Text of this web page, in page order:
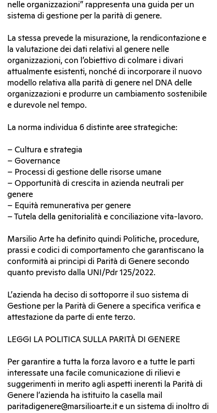
nelle organizzazioni” rappresenta una guida per un
sistema di gestione per la parità di genere.
La stessa prevede la misurazione, la rendicontazione e
la valutazione dei dati relativi al genere nelle
organizzazioni, con l’obiettivo di colmare i divari
attualmente esistenti, nonché di incorporare il nuovo
modello relativa alla parità di genere nel DNA delle
organizzazioni e produrre un cambiamento sostenibile
e durevole nel tempo.
La norma individua 6 distinte aree strategiche:
– Cultura e strategia
– Governance
– Processi di gestione delle risorse umane
– Opportunità di crescita in azienda neutrali per
genere
– Equità remunerativa per genere
– Tutela della genitorialità e conciliazione vita-lavoro.
Marsilio Arte ha definito quindi Politiche, procedure,
prassi e codici di comportamento che garantiscano la
conformità ai principi di Parità di Genere secondo
quanto previsto dalla UNI/Pdr 125/2022.
L’azienda ha deciso di sottoporre il suo sistema di
Gestione per la Parità di Genere a specifica verifica e
attestazione da parte di ente terzo.
LEGGI LA POLITICA SULLA PARITÀ DI GENERE
Per garantire a tutta la forza lavoro e a tutte le parti
interessate una facile comunicazione di rilievi e
suggerimenti in merito agli aspetti inerenti la Parità di
Genere l’azienda ha istituito la casella mail
paritadigenere@marsilioarte.it e un sistema di inoltro di